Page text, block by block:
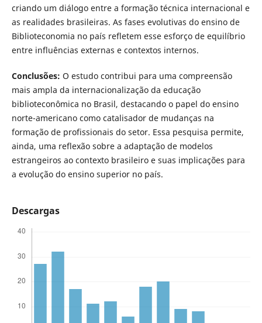
criando um diálogo entre a formação técnica internacional e
as realidades brasileiras. As fases evolutivas do ensino de
Biblioteconomia no país refletem esse esforço de equilíbrio
entre influências externas e contextos internos.
Conclusões: O estudo contribui para uma compreensão
mais ampla da internacionalização da educação
biblioteconômica no Brasil, destacando o papel do ensino
norte-americano como catalisador de mudanças na
formação de profissionais do setor. Essa pesquisa permite,
ainda, uma reflexão sobre a adaptação de modelos
estrangeiros ao contexto brasileiro e suas implicações para
a evolução do ensino superior no país.
Descargas